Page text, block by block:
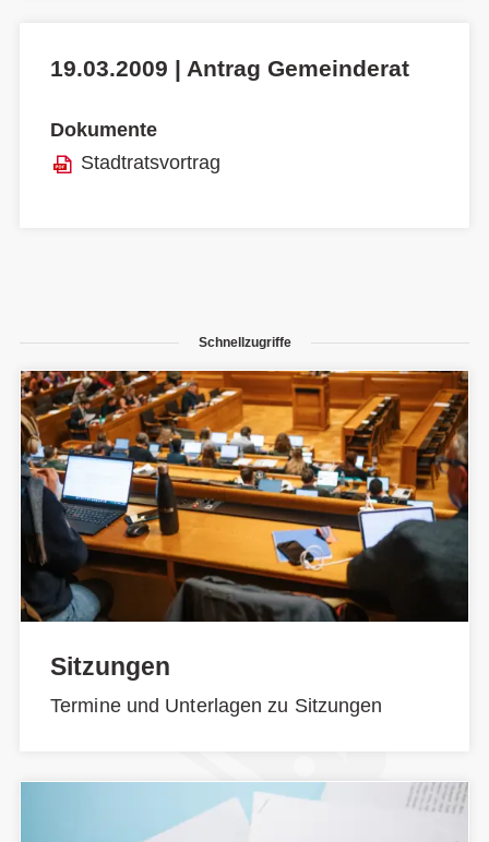
19.03.2009 | Antrag Gemeinderat
Dokumente
Stadtratsvortrag
Schnellzugriffe
Sitzungen
Termine und Unterlagen zu Sitzungen